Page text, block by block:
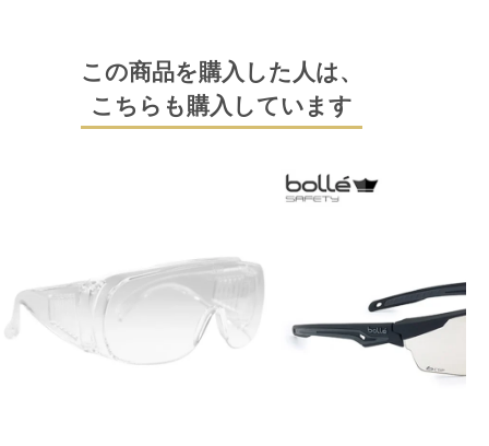
この商品を購入した人は、
こちらも購入しています